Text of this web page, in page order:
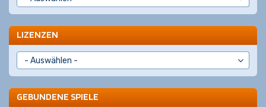
LIZENZEN
GEBUNDENE SPIELE